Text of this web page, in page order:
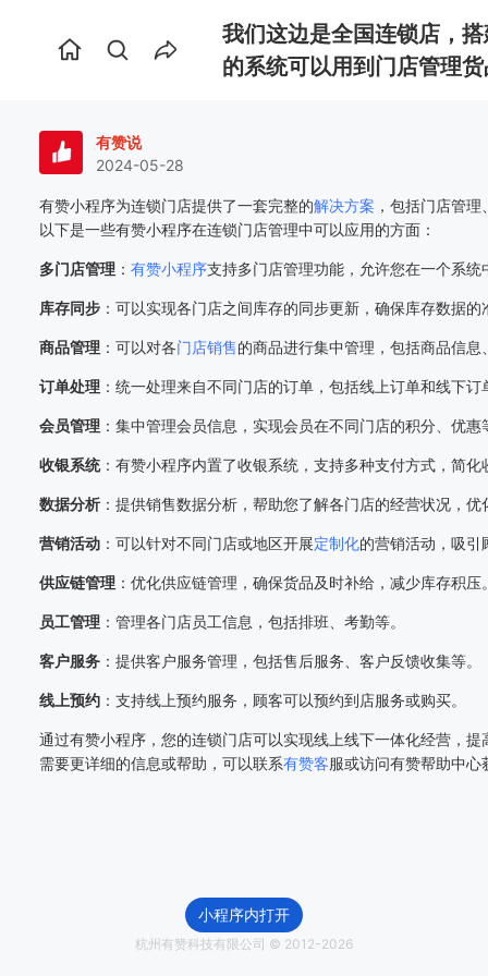
首
我们这边是全国连锁店，
的系统可以用到门店管理
有赞说
2024-05-28
有赞小程序为连锁门店提供了一套完整的解决方案 ，包括门店管
以下是一些有赞小程序在连锁门店管理中可以应用的方面：
多门店管理 ： 有赞小程序支持多门店管理功能，允许您在一个系
库存同步 ：可以实现各门店之间库存的同步更新，确保库存数据
商品管理 ：可以对各门店销售的商品进行集中管理，包括商品信息
订单处理 ：统一处理来自不同门店的订单，包括线上订单和线下订
会员管理 ：集中管理会员信息，实现会员在不同门店的积分、优惠
收银系统：有赞小程序内置了收银系统，支持多种支付方式，简化
数据分析 ：提供销售数据分析，帮助您了解各门店的经营状况，
营销活动 ：可以针对不同门店或地区开展定制化的营销活动，吸引
供应链管理 ：优化供应链管理，确保货品及时补给，减少库存积压
员工管理 ：管理各门店员工信息，包括排班、考勤等。
客户服务 ：提供客户服务管理，包括售后服务、客户反馈收集等。
线上预约 ：支持线上预约服务，顾客可以预约到店服务或购买。
通过有赞小程序，您的连锁门店可以实现线上线下一体化经营，
需要更详细的信息或帮助，可以联系有赞客服或访问有赞帮助中心
小程序内打开
杭州有赞科技有限公司 © 2012-2026